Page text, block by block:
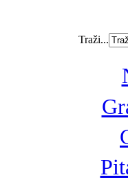
Traži...